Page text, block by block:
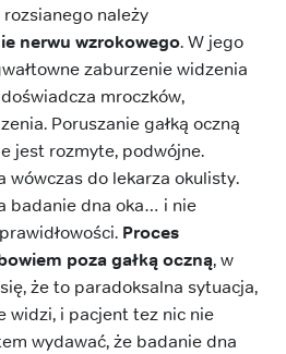
należy
nerwu wzrokowego. W jego
zaburzenie widzenia
mroczków,
Poruszanie gałką oczną
jest rozmyte, podwójne.
wówczas do lekarza okulisty.
badanie dna oka… i nie
Proces
poza gałką oczną, w
że to paradoksalna sytuacja,
widzi, i pacjent tez nic nie
wydawać, że badanie dna